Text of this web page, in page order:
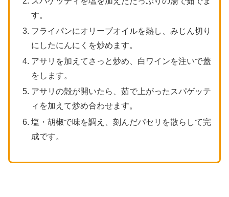
す。
フライパンにオリーブオイルを熱し、みじん切り
にしたにんにくを炒めます。
アサリを加えてさっと炒め、白ワインを注いで蓋
をします。
アサリの殻が開いたら、茹で上がったスパゲッテ
ィを加えて炒め合わせます。
塩・胡椒で味を調え、刻んだパセリを散らして完
成です。